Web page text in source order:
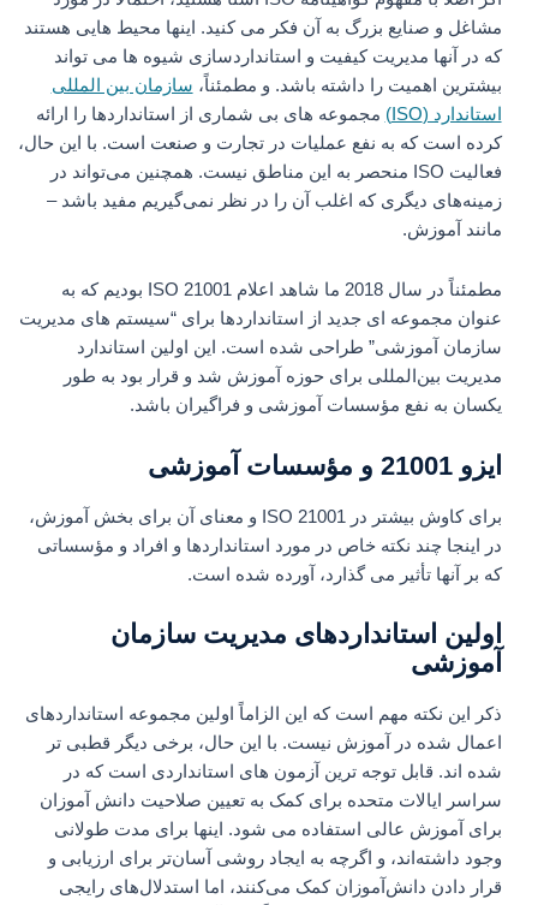
مشاغل و صنایع بزرگ به آن فکر می کنید. اینها محیط هایی هستند
که در آنها مدیریت کیفیت و استانداردسازی شیوه ها می تواند
بیشترین اهمیت را داشته باشد. و مطمئناً،سازمان بین المللی
استاندارد (ISO)
مجموعه های بی شماری از استانداردها را ارائه
کرده است که به نفع عملیات در تجارت و صنعت است. با این حال،
فعالیت ISO منحصر به این مناطق نیست. همچنین می‌تواند در
زمینه‌های دیگری که اغلب آن را در نظر نمی‌گیریم مفید باشد –
مانند آموزش.
مطمئناً در سال 2018 ما شاهد اعلام ISO 21001 بودیم که به
عنوان مجموعه ای جدید از استانداردها برای “سیستم های مدیریت
سازمان آموزشی” طراحی شده است. این اولین استاندارد
مدیریت بین‌المللی برای حوزه آموزش شد و قرار بود به طور
یکسان به نفع مؤسسات آموزشی و فراگیران باشد.
ایزو 21001 و مؤسسات آموزشی
برای کاوش بیشتر در ISO 21001 و معنای آن برای بخش آموزش،
در اینجا چند نکته خاص در مورد استانداردها و افراد و مؤسساتی
که بر آنها تأثیر می گذارد، آورده شده است.
اولین استانداردهای مدیریت سازمان
آموزشی
ذکر این نکته مهم است که این الزاماً اولین مجموعه استانداردهای
اعمال شده در آموزش نیست. با این حال، برخی دیگر قطبی تر
شده اند. قابل توجه ترین آزمون های استانداردی است که در
سراسر ایالات متحده برای کمک به تعیین صلاحیت دانش آموزان
برای آموزش عالی استفاده می شود. اینها برای مدت طولانی
وجود داشته‌اند، و اگرچه به ایجاد روشی آسان‌تر برای ارزیابی و
قرار دادن دانش‌آموزان کمک می‌کنند، اما استدلال‌های رایجی